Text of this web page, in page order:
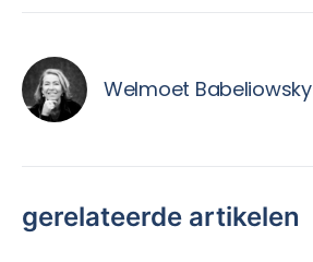
Welmoet Babeliowsky
gerelateerde artikelen